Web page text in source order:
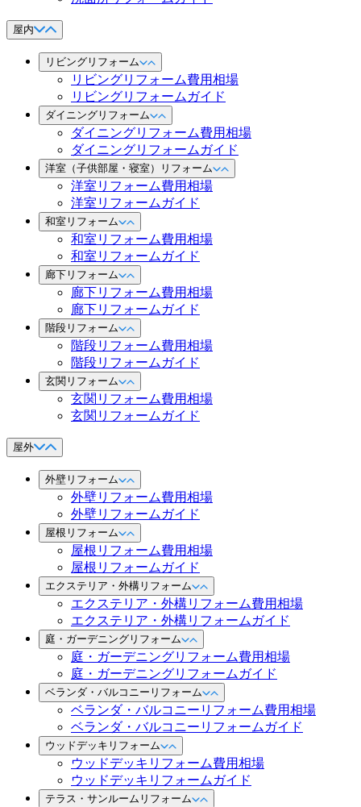
屋内
リビングリフォーム
リビングリフォーム費用相場
リビングリフォームガイド
ダイニングリフォーム
ダイニングリフォーム費用相場
ダイニングリフォームガイド
洋室（子供部屋・寝室）リフォーム
洋室リフォーム費用相場
洋室リフォームガイド
和室リフォーム
和室リフォーム費用相場
和室リフォームガイド
廊下リフォーム
廊下リフォーム費用相場
廊下リフォームガイド
階段リフォーム
階段リフォーム費用相場
階段リフォームガイド
玄関リフォーム
玄関リフォーム費用相場
玄関リフォームガイド
屋外
外壁リフォーム
外壁リフォーム費用相場
外壁リフォームガイド
屋根リフォーム
屋根リフォーム費用相場
屋根リフォームガイド
エクステリア・外構リフォーム
エクステリア・外構リフォーム費用相場
エクステリア・外構リフォームガイド
庭・ガーデニングリフォーム
庭・ガーデニングリフォーム費用相場
庭・ガーデニングリフォームガイド
ベランダ・バルコニーリフォーム
ベランダ・バルコニーリフォーム費用相場
ベランダ・バルコニーリフォームガイド
ウッドデッキリフォーム
ウッドデッキリフォーム費用相場
ウッドデッキリフォームガイド
テラス・サンルームリフォーム